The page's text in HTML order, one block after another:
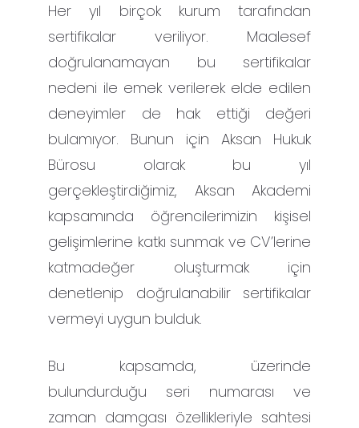
Her yıl birçok kurum tarafından
sertifikalar veriliyor. Maalesef
doğrulanamayan bu sertifikalar
nedeni ile emek verilerek elde edilen
deneyimler de hak ettiği değeri
bulamıyor. Bunun için Aksan Hukuk
Bürosu olarak bu yıl
gerçekleştirdiğimiz, Aksan Akademi
kapsamında öğrencilerimizin kişisel
gelişimlerine katkı sunmak ve CV’lerine
katmadeğer oluşturmak için
denetlenip doğrulanabilir sertifikalar
vermeyi uygun bulduk.
Bu kapsamda, üzerinde
bulundurduğu seri numarası ve
zaman damgası özellikleriyle sahtesi